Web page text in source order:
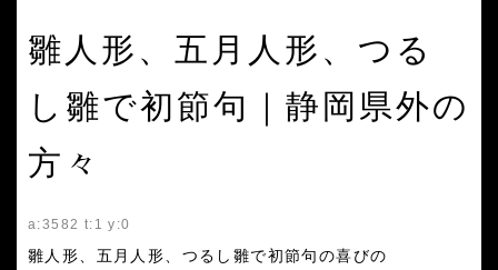
雛人形、五月人形、つる
し雛で初節句｜静岡県外の
方々
a:3582 t:1 y:0
雛人形、五月人形、つるし雛で初節句の喜びの